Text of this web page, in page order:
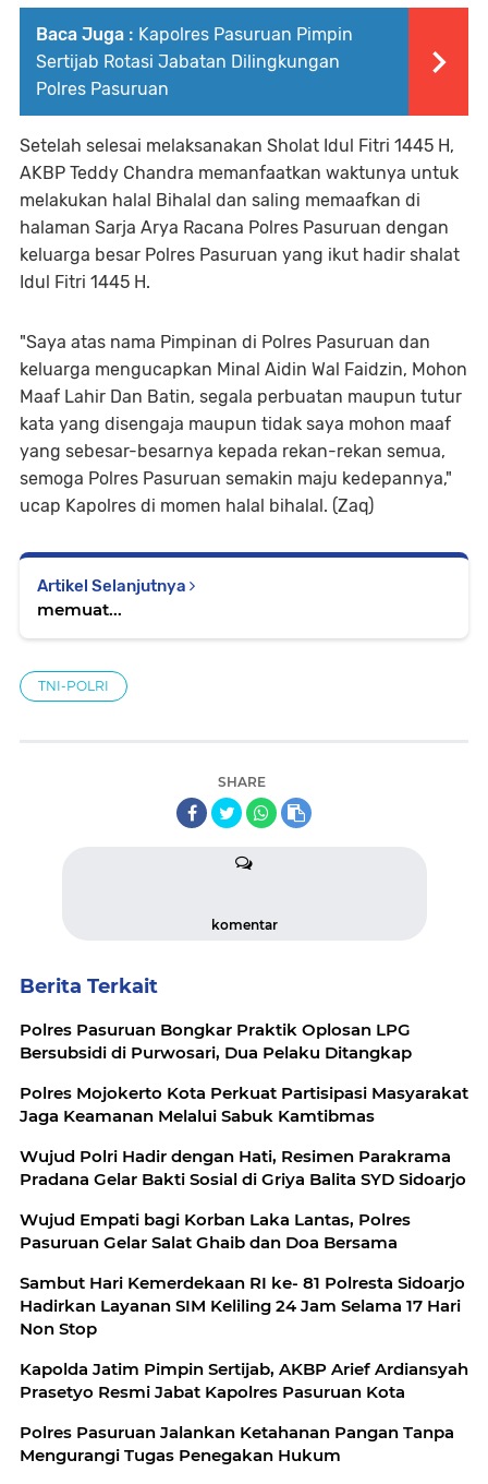
Baca Juga : Kapolres Pasuruan Pimpin
Sertijab Rotasi Jabatan Dilingkungan
Polres Pasuruan
Setelah selesai melaksanakan Sholat Idul Fitri 1445 H,
AKBP Teddy Chandra memanfaatkan waktunya untuk
melakukan halal Bihalal dan saling memaafkan di
halaman Sarja Arya Racana Polres Pasuruan dengan
keluarga besar Polres Pasuruan yang ikut hadir shalat
Idul Fitri 1445 H.
"Saya atas nama Pimpinan di Polres Pasuruan dan
keluarga mengucapkan Minal Aidin Wal Faidzin, Mohon
Maaf Lahir Dan Batin, segala perbuatan maupun tutur
kata yang disengaja maupun tidak saya mohon maaf
yang sebesar-besarnya kepada rekan-rekan semua,
semoga Polres Pasuruan semakin maju kedepannya,"
ucap Kapolres di momen halal bihalal. (Zaq)
Artikel Selanjutnya
memuat...
TNI-POLRI
SHARE
komentar
Berita Terkait
Polres Pasuruan Bongkar Praktik Oplosan LPG
Bersubsidi di Purwosari, Dua Pelaku Ditangkap
Polres Mojokerto Kota Perkuat Partisipasi Masyarakat
Jaga Keamanan Melalui Sabuk Kamtibmas
Wujud Polri Hadir dengan Hati, Resimen Parakrama
Pradana Gelar Bakti Sosial di Griya Balita SYD Sidoarjo
Wujud Empati bagi Korban Laka Lantas, Polres
Pasuruan Gelar Salat Ghaib dan Doa Bersama
Sambut Hari Kemerdekaan RI ke- 81 Polresta Sidoarjo
Hadirkan Layanan SIM Keliling 24 Jam Selama 17 Hari
Non Stop
Kapolda Jatim Pimpin Sertijab, AKBP Arief Ardiansyah
Prasetyo Resmi Jabat Kapolres Pasuruan Kota
Polres Pasuruan Jalankan Ketahanan Pangan Tanpa
Mengurangi Tugas Penegakan Hukum